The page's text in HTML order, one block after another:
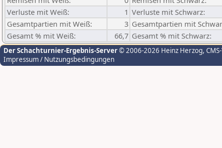
Verluste mit Weiß:
1 Verluste mit Schwarz:
Gesamtpartien mit Weiß:
3 Gesamtpartien mit
Gesamt % mit Weiß:
66,7 Gesamt % mit Schwarz:
Der Schachturnier-Ergebnis-Server© 2006-2026 Heinz Herzog,
Impressum / Nutzungsbedingungen